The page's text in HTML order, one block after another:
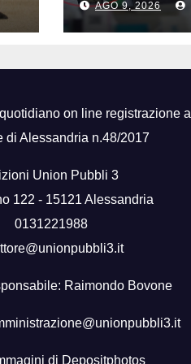
AGO 9, 2026
on line registrazione al
di Alessandria n.48/2017
Union Pubbli 3
122 - 15121 Alessandria
0131221988
Raimondo Bovone
di Depositphotos